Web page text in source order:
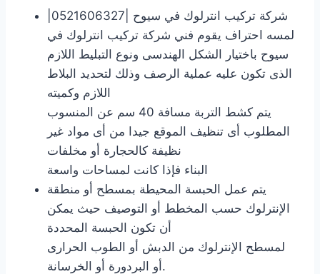
لمسه احتراف يقوم فني شركة تركيب انترلوك في
سيوح باختيار الشكل الهندسى ونوع التبليط اللازم
الذى تكون عليه عملية الرصف وذلك لتحديد البلاط
اللازم وكميته
يتم كشط التربة مسافة 40 سم عن المنسوب
المطلوب أى تنظيف الموقع جيدا من أى مواد غير
نظيفة كالحجارة أو مخلفات
البناء فإذا كانت لمساحات واسعة
يتم عمل الحبسة المحيطة بمسطح أو منطقة
الإنترلوك حسب المخطط أو التوصيف حيث يمكن
أن تكون الحبسة المحددة
لمسطح الإنترلوك من الدبش أو الطوب الحرارى
أو البردورة أو الخرسانة.